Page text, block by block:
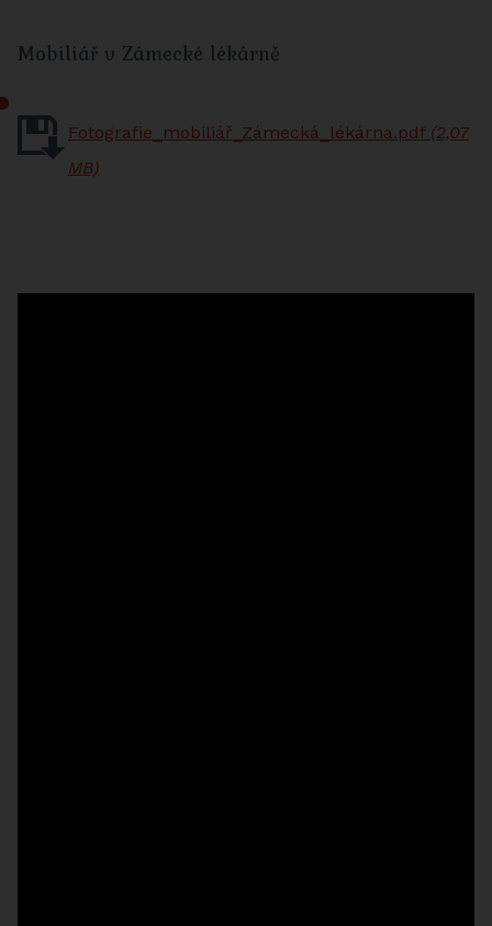
Mobiliář v Zámecké lékárně
Fotografie_mobiliář_Zámecká_lékárna.pdf (2,07
MB)